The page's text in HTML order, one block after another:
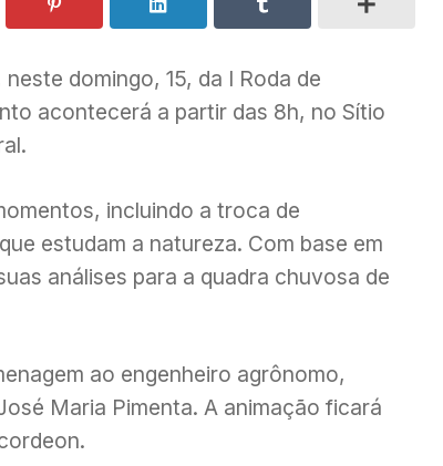
domingo, 15, da I Roda de
acontecerá a partir das 8h, no Sítio
incluindo a troca de
estudam a natureza. Com base em
análises para a quadra chuvosa de
ao engenheiro agrônomo,
Maria Pimenta. A animação ficará